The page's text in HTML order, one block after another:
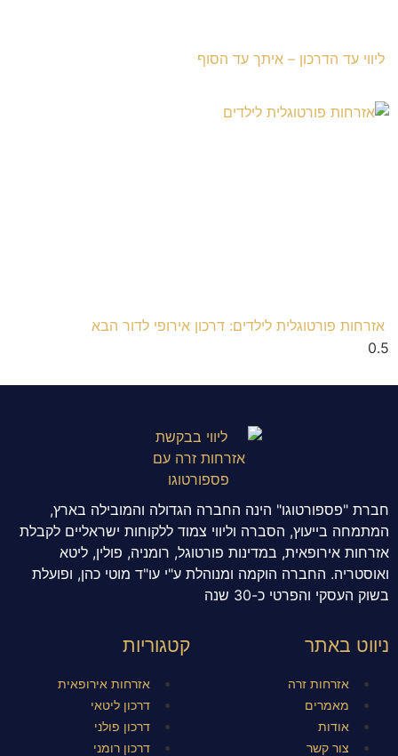
ליווי עד הדרכון – איתך עד הסוף
אזרחות פורטוגלית לילדים: דרכון אירופי לדור הבא
חברת "פספורטוגו" הינה החברה הגדולה והמובילה בארץ,
המתמחה בייעוץ, הסברה וליווי צמוד ללקוחות ישראליים לקבלת
אזרחות אירופאית, במדינות פורטוגל, רומניה, פולין, ליטא
ואוסטריה. החברה הוקמה ומנוהלת ע"י עו"ד מוטי כהן, ופועלת
בשוק העסקי והפרטי כ-30 שנה
ניווט באתר
אזרחות זרה
מאמרים
אודות
צור קשר
קטגוריות
אזרחות אירופאית
דרכון ליטאי
דרכון פולני
דרכון רומני